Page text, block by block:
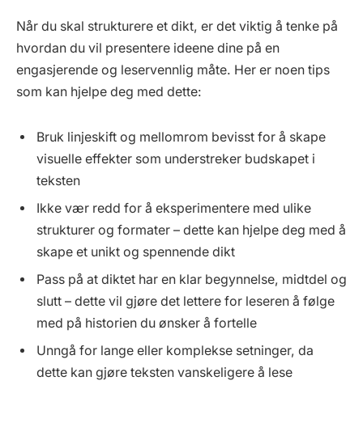
Når du skal strukturere et dikt, er det viktig å tenke på
hvordan du vil presentere ideene dine på en
engasjerende og leservennlig måte. Her er noen tips
som kan hjelpe deg med dette:
Bruk linjeskift og mellomrom bevisst for å skape
visuelle effekter som understreker budskapet i
teksten
Ikke vær redd for å eksperimentere med ulike
strukturer og formater – dette kan hjelpe deg med å
skape et unikt og spennende dikt
Pass på at diktet har en klar begynnelse, midtdel og
slutt – dette vil gjøre det lettere for leseren å følge
med på historien du ønsker å fortelle
Unngå for lange eller komplekse setninger, da
dette kan gjøre teksten vanskeligere å lese